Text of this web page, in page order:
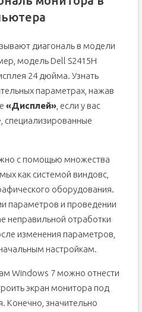
диагональ в модели
модель Dell S2415H
24 дюйма. Узнать
параметрах, нажав
«Дисплей», если у вас
с помощью множества
как системой виндовс,
оборудования.
параметров и проведении
неправильной отработки
изменения параметров,
настройкам.
Windows 7 можно отнести
экран монитора под
Конечно, значительно